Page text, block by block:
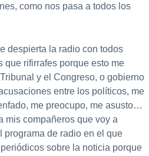
como nos pasa a todos los
despierta la radio con todos
que rifirrafes porque esto me
y el Congreso, o gobierno
entre los políticos, me
me preocupo, me asusto…
mis compañeros que voy a
programa de radio en el que
sobre la noticia porque